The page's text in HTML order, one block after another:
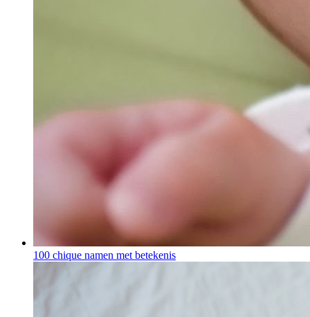
100 chique namen met betekenis